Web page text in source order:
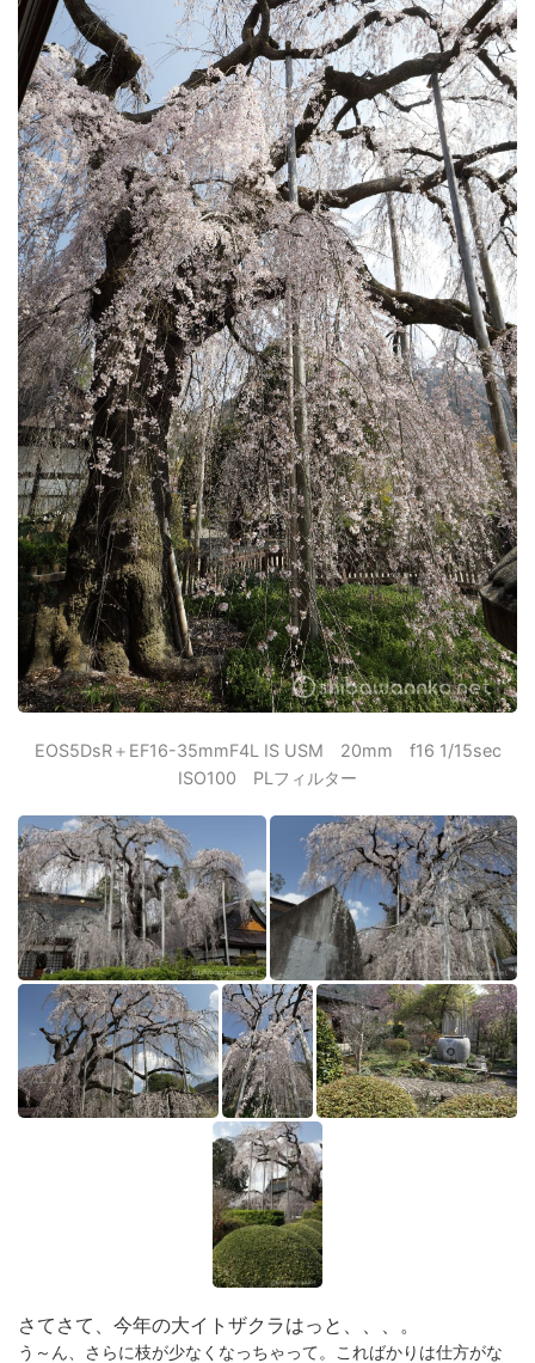
EOS5DsR＋EF16-35mmF4L IS USM 20mm f16 1/15sec
ISO100 PLフィルター
さてさて、今年の大イトザクラはっと、、、。
う～ん、さらに枝が少なくなっちゃって。こればかりは仕方がな